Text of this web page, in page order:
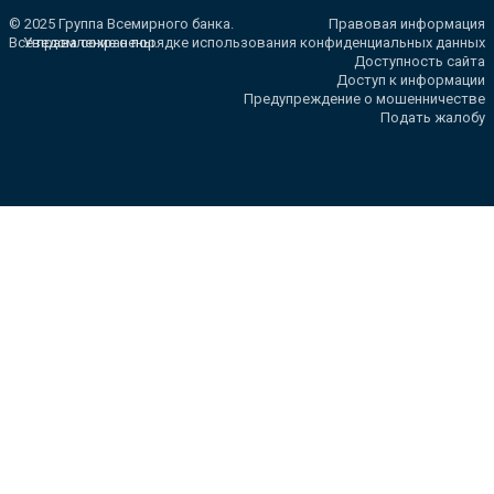
© 2025 Группа Всемирного банка.
Все права сохранены.
Правовая информация
Уведомление о порядке использования конфиденциальных данных
Доступность сайта
Доступ к информации
Предупреждение о мошенничестве
Подать жалобу